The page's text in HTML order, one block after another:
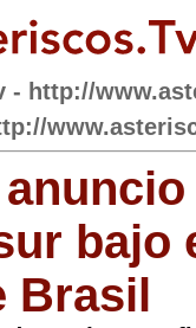
- http://
bajo
Brasil